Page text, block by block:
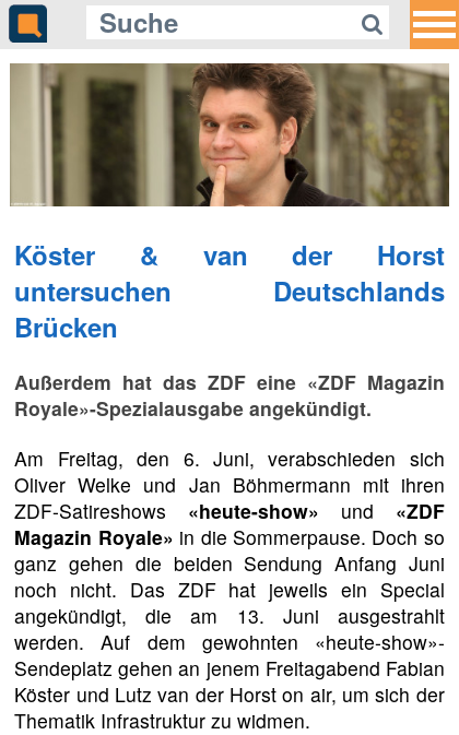
Köster & van der Horst
untersuchen Deutschlands
Brücken
Außerdem hat das ZDF eine «ZDF Magazin
Royale»-Spezialausgabe angekündigt.
Am Freitag, den 6. Juni, verabschieden sich
Oliver Welke und Jan Böhmermann mit ihren
ZDF-Satireshows «heute-show» und «ZDF
Magazin Royale» in die Sommerpause. Doch so
ganz gehen die beiden Sendung Anfang Juni
noch nicht. Das ZDF hat jeweils ein Special
angekündigt, die am 13. Juni ausgestrahlt
werden. Auf dem gewohnten «heute-show»-
Sendeplatz gehen an jenem Freitagabend Fabian
Köster und Lutz van der Horst on air, um sich der
Thematik Infrastruktur zu widmen.